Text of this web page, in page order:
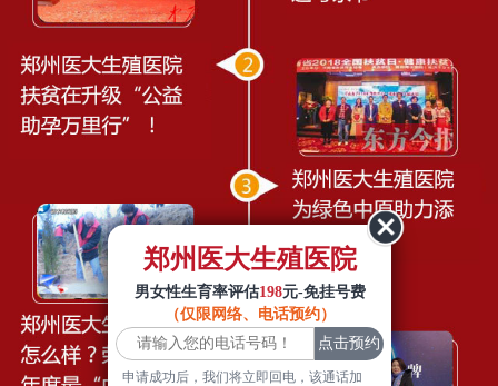
郑州医大生殖医院
男女性生育率评估198元-免挂号费
（仅限网络、电话预约）
申请成功后，我们将立即回电，该通话加